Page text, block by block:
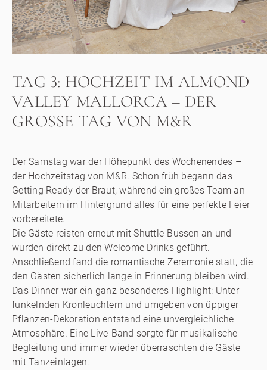
TAG 3: HOCHZEIT IM ALMOND
VALLEY MALLORCA – DER
GROSSE TAG VON M&R
Der Samstag war der Höhepunkt des Wochenendes –
der Hochzeitstag von M&R. Schon früh begann das
Getting Ready der Braut, während ein großes Team an
Mitarbeitern im Hintergrund alles für eine perfekte Feier
vorbereitete.
Die Gäste reisten erneut mit Shuttle-Bussen an und
wurden direkt zu den Welcome Drinks geführt.
Anschließend fand die romantische Zeremonie statt, die
den Gästen sicherlich lange in Erinnerung bleiben wird.
Das Dinner war ein ganz besonderes Highlight: Unter
funkelnden Kronleuchtern und umgeben von üppiger
Pflanzen-Dekoration entstand eine unvergleichliche
Atmosphäre. Eine Live-Band sorgte für musikalische
Begleitung und immer wieder überraschten die Gäste
mit Tanzeinlagen.